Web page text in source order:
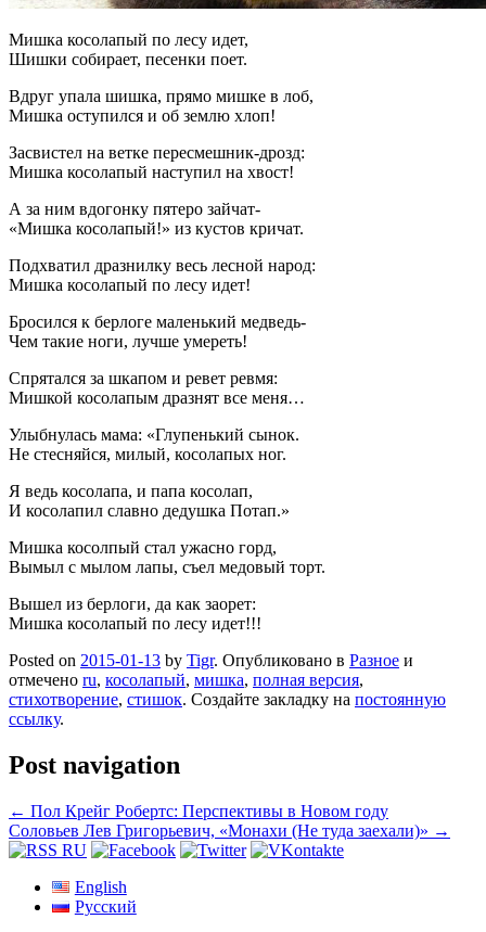
Мишка косолапый по лесу идет,
Шишки собирает, песенки поет.
Вдруг упала шишка, прямо мишке в лоб,
Мишка оступился и об землю хлоп!
Засвистел на ветке пересмешник-дрозд:
Мишка косолапый наступил на хвост!
А за ним вдогонку пятеро зайчат-
«Мишка косолапый!» из кустов кричат.
Подхватил дразнилку весь лесной народ:
Мишка косолапый по лесу идет!
Бросился к берлоге маленький медведь-
Чем такие ноги, лучше умереть!
Спрятался за шкапом и ревет ревмя:
Мишкой косолапым дразнят все меня…
Улыбнулась мама: «Глупенький сынок.
Не стесняйся, милый, косолапых ног.
Я ведь косолапа, и папа косолап,
И косолапил славно дедушка Потап.»
Мишка косолпый стал ужасно горд,
Вымыл с мылом лапы, съел медовый торт.
Вышел из берлоги, да как заорет:
Мишка косолапый по лесу идет!!!
Posted on 2015-01-13 by Tigr. Опубликовано в Разное и
отмечено ru, косолапый, мишка, полная версия,
стихотворение, стишок. Создайте закладку на постоянную
ссылку.
Post navigation
← Пол Крейг Робертс: Перспективы в Новом году
Соловьев Лев Григорьевич, «Монахи (Не туда заехали)» →
English
Русский